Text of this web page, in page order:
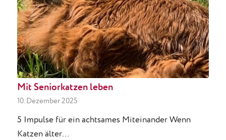
Mit Seniorkatzen leben
10. Dezember 2025
5 Impulse für ein achtsames Miteinander Wenn
Katzen älter…